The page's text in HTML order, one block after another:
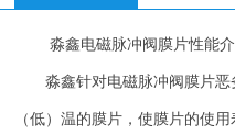
淼鑫电磁脉冲阀膜片性能
淼鑫针对电磁脉冲阀膜片
（低）温的膜片，使膜片的使